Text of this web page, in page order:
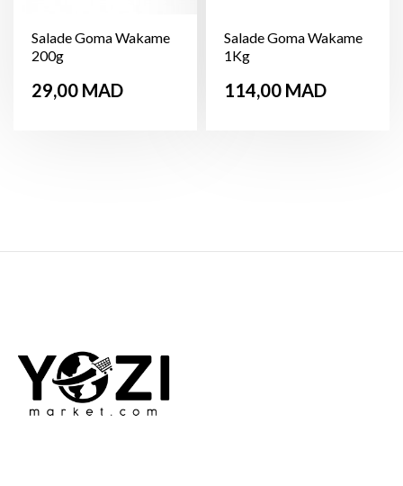
Salade Goma Wakame
200g
Prix
29,00 MAD
Salade Goma Wakame
1Kg
Prix
114,00 MAD